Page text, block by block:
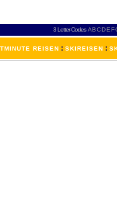
3 Letter-Codes ABCDEF
REISEN : SKIREISEN :